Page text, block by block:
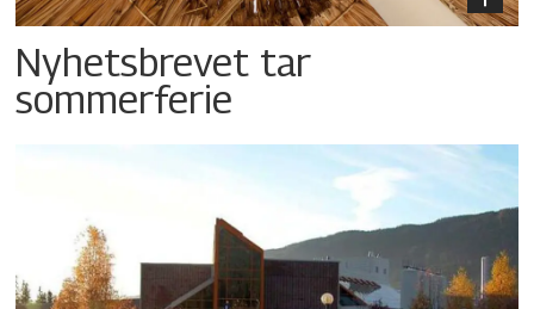
Nyhetsbrevet tar
sommerferie